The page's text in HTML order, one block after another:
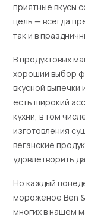
приятные вкусы
цель — всегда
так и в
В продуктовых
хороший выбор
вкусной выпечки
есть широкий
кухни, в том
изготовления
веганские
удовлетворить
Но каждый
мороженое Ben
многих в нашем